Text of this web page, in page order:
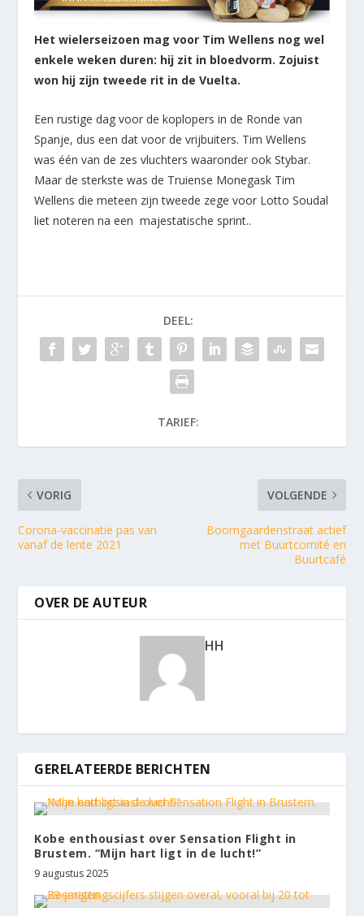
Het wielerseizoen mag voor Tim Wellens nog wel
enkele weken duren: hij zit in bloedvorm. Zojuist
won hij zijn tweede rit in de Vuelta.
Een rustige dag voor de koplopers in de Ronde van
Spanje, dus een dat voor de vrijbuiters. Tim Wellens
was één van de zes vluchters waaronder ook Stybar.
Maar de sterkste was de Truiense Monegask Tim
Wellens die meteen zijn tweede zege voor Lotto Soudal
liet noteren na een majestatische sprint..
DEEL:
TARIEF:
VORIG
Corona-vaccinatie pas van
vanaf de lente 2021
VOLGENDE
Boomgaardenstraat actief
met Buurtcomité en
Buurtcafé
OVER DE AUTEUR
HH
GERELATEERDE BERICHTEN
Kobe enthousiast over Sensation Flight in
Brustem. “Mijn hart ligt in de lucht!”
9 augustus 2025